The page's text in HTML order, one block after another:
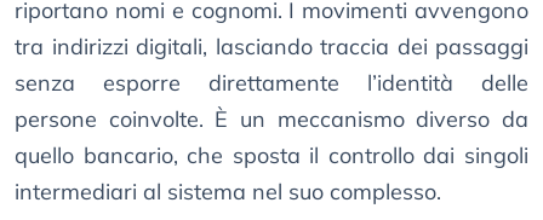
riportano nomi e cognomi. I movimenti avvengono
tra indirizzi digitali, lasciando traccia dei passaggi
senza esporre direttamente l’identità delle
persone coinvolte. È un meccanismo diverso da
quello bancario, che sposta il controllo dai singoli
intermediari al sistema nel suo complesso.